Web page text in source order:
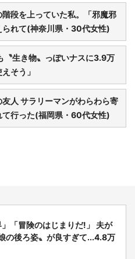
段を上っていた私。「邪魔邪
られて(神奈川県・30代女性)
〝生き物〟っぽいナスに3.9万
そう」
人 サラリーマンがわらわら寄
て行った(福岡県・60代女性)
」「冒険のはじまりだ!」 夫が
の後ろ姿〟が良すぎて...4.8万